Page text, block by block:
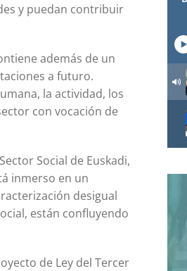
y puedan contribuir
además de un
a futuro.
la actividad, los
con vocación de
Social de Euskadi,
inmerso en un
desigual
están confluyendo
de Ley del Tercer